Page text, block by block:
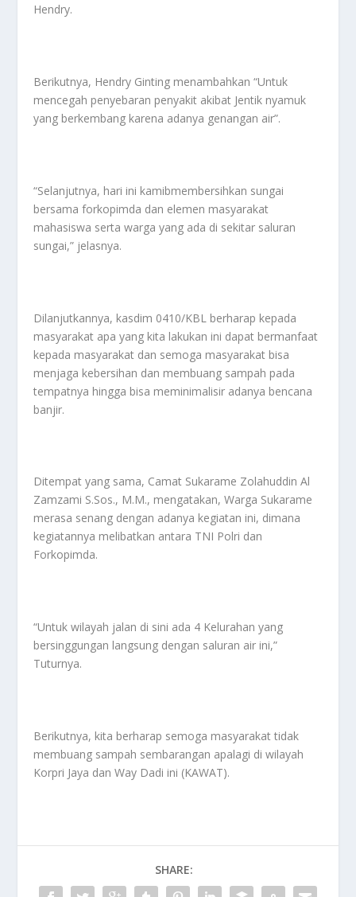
Hendry.
Berikutnya, Hendry Ginting menambahkan “Untuk
mencegah penyebaran penyakit akibat Jentik nyamuk
yang berkembang karena adanya genangan air”.
“Selanjutnya, hari ini kamibmembersihkan sungai
bersama forkopimda dan elemen masyarakat
mahasiswa serta warga yang ada di sekitar saluran
sungai,” jelasnya.
Dilanjutkannya, kasdim 0410/KBL berharap kepada
masyarakat apa yang kita lakukan ini dapat bermanfaat
kepada masyarakat dan semoga masyarakat bisa
menjaga kebersihan dan membuang sampah pada
tempatnya hingga bisa meminimalisir adanya bencana
banjir.
Ditempat yang sama, Camat Sukarame Zolahuddin Al
Zamzami S.Sos., M.M., mengatakan, Warga Sukarame
merasa senang dengan adanya kegiatan ini, dimana
kegiatannya melibatkan antara TNI Polri dan
Forkopimda.
“Untuk wilayah jalan di sini ada 4 Kelurahan yang
bersinggungan langsung dengan saluran air ini,”
Tuturnya.
Berikutnya, kita berharap semoga masyarakat tidak
membuang sampah sembarangan apalagi di wilayah
Korpri Jaya dan Way Dadi ini (KAWAT).
SHARE: